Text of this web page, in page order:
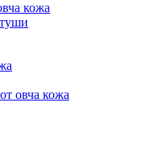
кожа
овча кожа